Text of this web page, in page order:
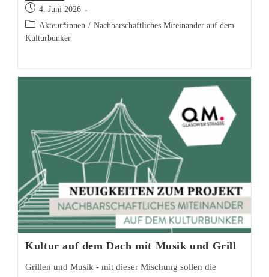
ins
Nachbarschaftscafé
auf
Beitrag
veröffentlicht:
4. Juni 2026
Beitrags-
Kategorie:
Akteur*innen / Nachbarschaftliches Miteinander auf dem
Kulturbunker
Kultur auf dem Dach mit Musik und Grill
Grillen und Musik - mit dieser Mischung sollen die